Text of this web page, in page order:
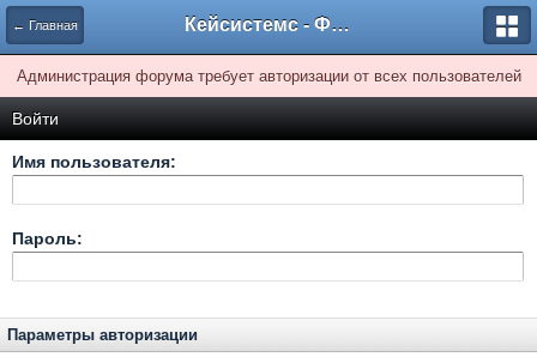
← Главная Кейсистемс - Форумы
Администрация форума требует авторизации от всех пользователей
Войти
Имя пользователя:
Пароль:
Параметры авторизации